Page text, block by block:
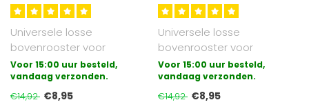
Universele losse
bovenrooster voor
paneelradiatoren
uitgevoerd in type 22.
Gesch..
Voor 15:00 uur besteld,
vandaag verzonden.
€14,92 €8,95
Universele losse
bovenrooster voor
paneelradiatoren
uitgevoerd in type 11.
Gesch..
Voor 15:00 uur besteld,
vandaag verzonden.
€14,92 €8,95